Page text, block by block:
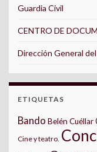
Guardia Civil
CENTRO DE
Dirección General
ETIQUETAS
Bando Belén Cuéllar
Cine y teatro.